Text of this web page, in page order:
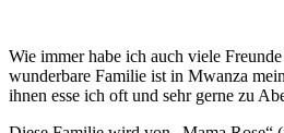
Wie immer habe ich auch viele
wunderbare Familie ist in Mwanza
ihnen esse ich oft und sehr gerne zu